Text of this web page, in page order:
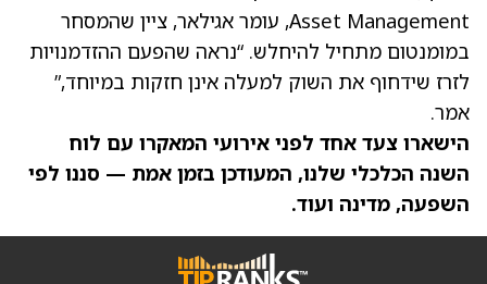
Asset Management, עומר אגילאר, ציין שהמסחר
במומנטום מתחיל להיחלש. “נראה שהפעם ההזדמנויות
לזרז שידחוף את השוק למעלה אינן חזקות במיוחד,”
אמר.
הישארו צעד אחד לפני אירועי המאקרו עם לוח
השנה הכלכלי שלנו, המעודכן בזמן אמת — סננו לפי
השפעה, מדינה ועוד.